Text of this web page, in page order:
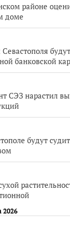
районе
доме
банковской
СЭЗ нарастил
будут
2026